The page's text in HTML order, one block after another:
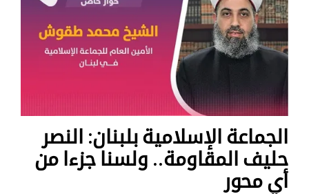
الجماعة الإسلامية بلبنان: النصر
حليف المقاومة.. ولسنا جزءا من
أي محور